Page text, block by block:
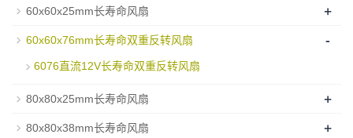
60x60x25mm长寿命风扇 +
60x60x76mm长寿命双重反转风扇 -
6076直流12V长寿命双重反转风扇
80x80x25mm长寿命风扇 +
80x80x38mm长寿命风扇 +